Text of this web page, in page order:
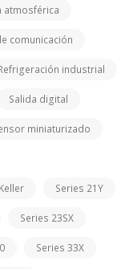
atmosférica
comunicación
industrial
Salida digital
miniaturizado
Series 21Y
Series 23SX
Series 33X